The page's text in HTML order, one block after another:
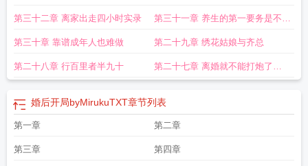
H有剧情
第三十二章 离家出走四小时实录 第三十一章 养生的第一要务是不做
醋王
第三十章 靠谱成年人也难做 第二十九章 绣花姑娘与齐总
第二十八章 行百里者半九十 第二十七章 离婚就不能打炮了
婚后开局byMirukuTXT章节列表
第一章 第二章
第三章 第四章